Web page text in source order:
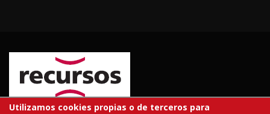
Utilizamos cookies propias o de terceros para